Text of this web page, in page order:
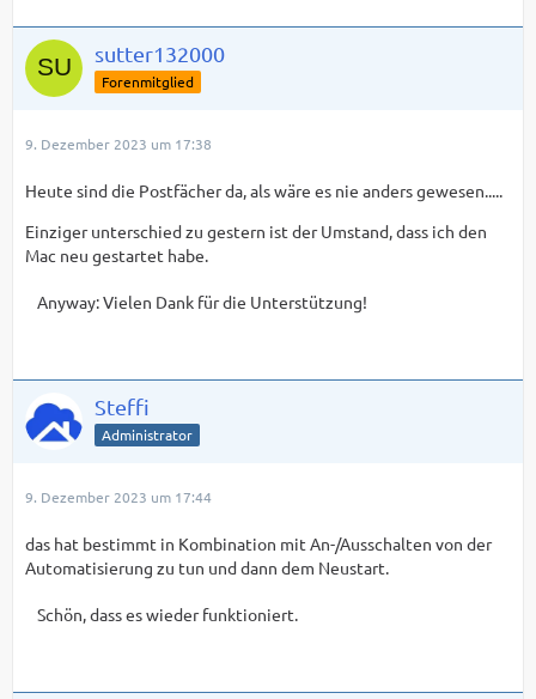
sutter132000
Forenmitglied
9. Dezember 2023 um 17:38
Heute sind die Postfächer da, als wäre es nie anders gewesen.....
Einziger unterschied zu gestern ist der Umstand, dass ich den
Mac neu gestartet habe.
Anyway: Vielen Dank für die Unterstützung!
Steffi
Administrator
9. Dezember 2023 um 17:44
das hat bestimmt in Kombination mit An-/Ausschalten von der
Automatisierung zu tun und dann dem Neustart.
Schön, dass es wieder funktioniert.